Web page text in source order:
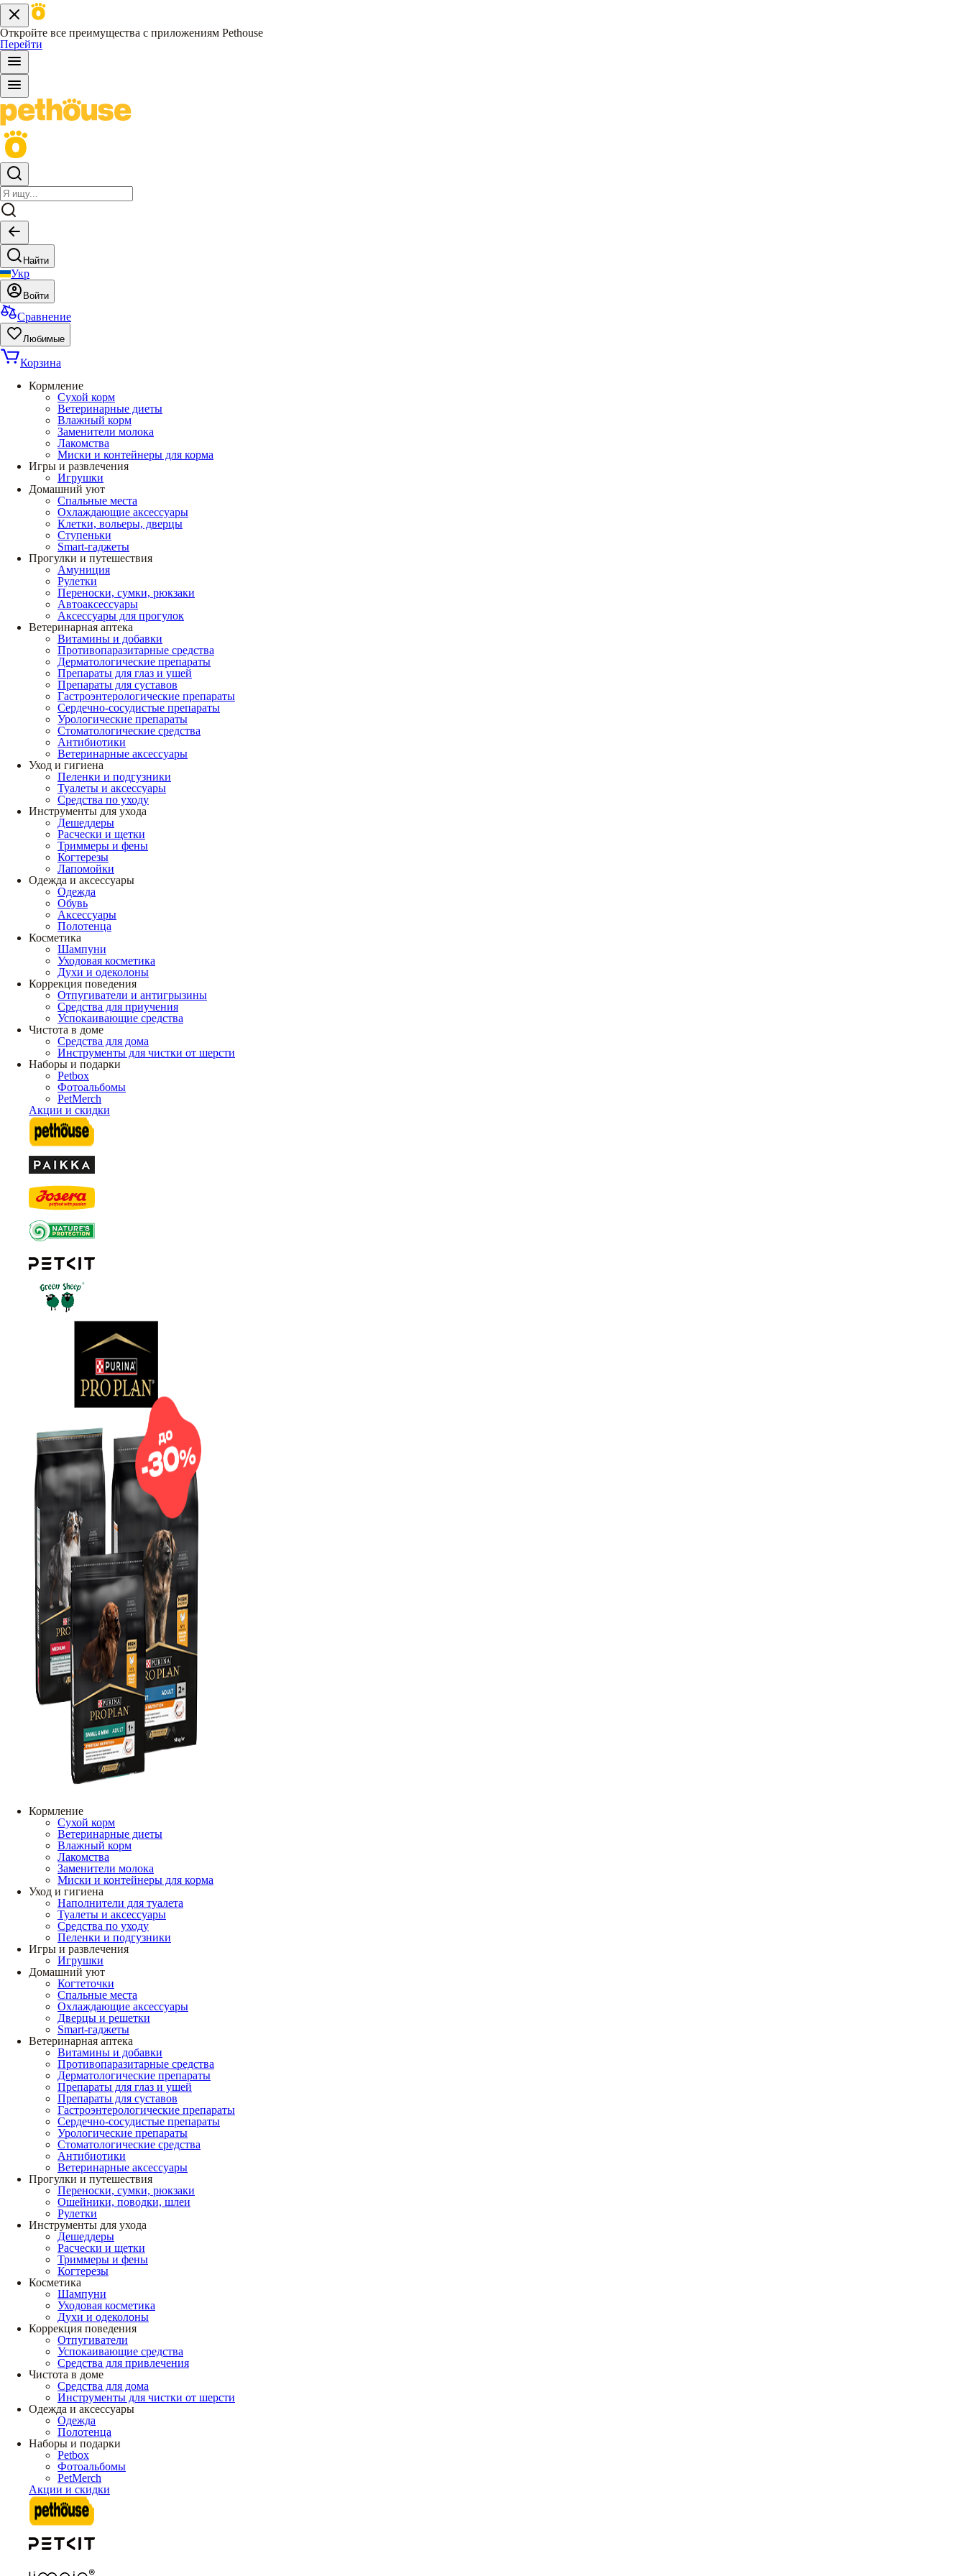
Откройте все преимущества с приложениям Pethouse
Перейти
Найти
Укр
Войти
Сравнение
Любимые
Корзина
Кормление
Сухой корм
Ветеринарные диеты
Влажный корм
Заменители молока
Лакомства
Миски и контейнеры для корма
Игры и развлечения
Игрушки
Домашний уют
Спальные места
Охлаждающие аксессуары
Клетки, вольеры, дверцы
Ступеньки
Smart-гаджеты
Прогулки и путешествия
Амуниция
Рулетки
Переноски, сумки, рюкзаки
Автоаксессуары
Аксессуары для прогулок
Ветеринарная аптека
Витамины и добавки
Противопаразитарные средства
Дерматологические препараты
Препараты для глаз и ушей
Препараты для суставов
Гастроэнтерологические препараты
Сердечно-сосудистые препараты
Урологические препараты
Стоматологические средства
Антибиотики
Ветеринарные аксессуары
Уход и гигиена
Пеленки и подгузники
Туалеты и аксессуары
Средства по уходу
Инструменты для ухода
Дешеддеры
Расчески и щетки
Триммеры и фены
Когтерезы
Лапомойки
Одежда и аксессуары
Одежда
Обувь
Аксессуары
Полотенца
Косметика
Шампуни
Уходовая косметика
Духи и одеколоны
Коррекция поведения
Отпугиватели и антигрызины
Средства для приучения
Успокаивающие средства
Чистота в доме
Средства для дома
Инструменты для чистки от шерсти
Наборы и подарки
Petbox
Фотоальбомы
PetMerch
Акции и скидки
Кормление
Сухой корм
Ветеринарные диеты
Влажный корм
Лакомства
Заменители молока
Миски и контейнеры для корма
Уход и гигиена
Наполнители для туалета
Туалеты и аксессуары
Средства по уходу
Пеленки и подгузники
Игры и развлечения
Игрушки
Домашний уют
Когтеточки
Спальные места
Охлаждающие аксессуары
Дверцы и решетки
Smart-гаджеты
Ветеринарная аптека
Витамины и добавки
Противопаразитарные средства
Дерматологические препараты
Препараты для глаз и ушей
Препараты для суставов
Гастроэнтерологические препараты
Сердечно-сосудистые препараты
Урологические препараты
Стоматологические средства
Антибиотики
Ветеринарные аксессуары
Прогулки и путешествия
Переноски, сумки, рюкзаки
Ошейники, поводки, шлеи
Рулетки
Инструменты для ухода
Дешеддеры
Расчески и щетки
Триммеры и фены
Когтерезы
Косметика
Шампуни
Уходовая косметика
Духи и одеколоны
Коррекция поведения
Отпугиватели
Успокаивающие средства
Средства для привлечения
Чистота в доме
Средства для дома
Инструменты для чистки от шерсти
Одежда и аксессуары
Одежда
Полотенца
Наборы и подарки
Petbox
Фотоальбомы
PetMerch
Акции и скидки